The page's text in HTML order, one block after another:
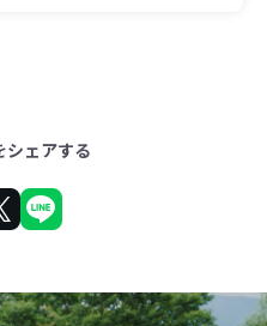
シェアする